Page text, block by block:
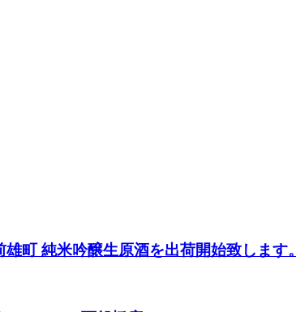
町 純米吟醸生原酒を出荷開始致します。